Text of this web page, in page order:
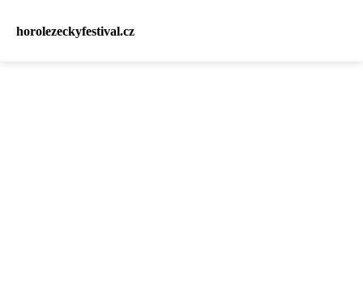
horolezeckyfestival.cz